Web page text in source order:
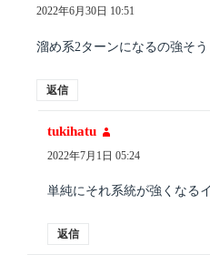
り:
2022年6月30日 10:51
溜め系2ターンになるの強そう
返信
tukihatu
り:
2022年7月1日 05:24
単純にそれ系統が強くなる
返信